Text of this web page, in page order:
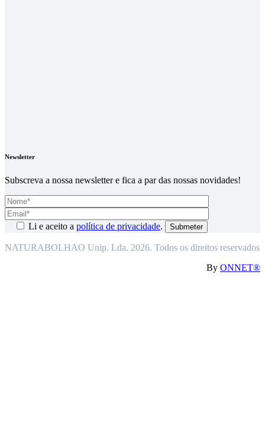
Newsletter
Subscreva a nossa newsletter e fica a par das nossas novidades!
Li e aceito a política de privacidade.
NATURABOLHAO Unip. Lda. 2026. Todos os direitos reservados
By ONNET®